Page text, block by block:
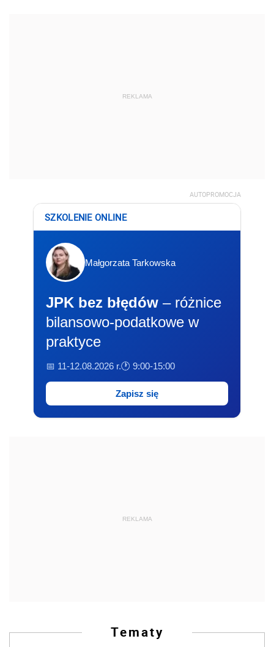
REKLAMA
AUTOPROMOCJA
SZKOLENIE ONLINE
Małgorzata Tarkowska
JPK bez błędów – różnice
bilansowo-podatkowe w
praktyce
📅 11-12.08.2026 r.🕐 9:00-15:00
Zapisz się
REKLAMA
Tematy